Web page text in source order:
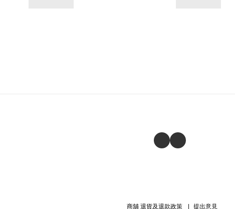
商舖 退貨及退款政策 提出意見